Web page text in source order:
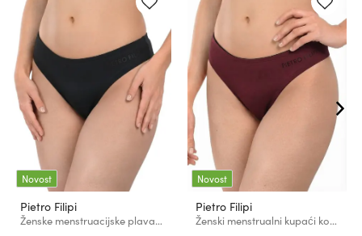
Novost
Pietro Filipi
Ženske menstruacijske plavalne hlače Pietro Filipi Femme nizke heavy crne spodnji del
Novost
Pietro Filipi
Ženski menstrualni kupaći kostum Pietro Filipi Femme nizak heavy rdeči spodnji del